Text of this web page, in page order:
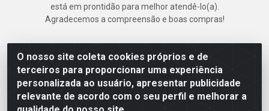
O nosso site coleta cookies próprios e de
terceiros para proporcionar uma experiência
personalizada ao usuário, apresentar publicidade
relevante de acordo com o seu perfil e melhorar a
está em prontidão para melhor atendê-lo(a).
Agradecemos a compreensão e boas compras!
Deskontão Atacado - Av. Marechal Mascarenhas de Morais, 2471 -
Imbiribeira - Recife/PE - CEP 51.150-001 - CNPJ 24.150.377/0003-
57